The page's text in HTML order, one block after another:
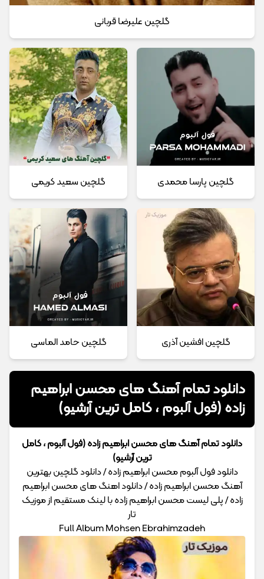
گلچین علیرضا قربانی
گلچین پارسا محمدی گلچین سعید کریمی
گلچین افشین آذری گلچین حامد الماسی
دانلود تمام آهنگ های محسن ابراهیم
زاده (فول آلبوم ، کامل ترین آرشیو)
دانلود تمام آهنگ های محسن ابراهیم زاده (فول آلبوم ، کامل
ترین آرشیو)
دانلود فول آلبوم محسن ابراهیم زاده / دانلود گلچین بهترین
آهنگ محسن ابراهیم زاده / دانلود اهنگ های محسن ابراهیم
زاده / پلی لیست محسن ابراهیم زاده با لینک مستقیم از موزیک
تار
Full Album Mohsen Ebrahimzadeh